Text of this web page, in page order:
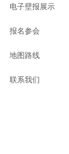
电子壁报展示
报名参会
地图路线
联系我们